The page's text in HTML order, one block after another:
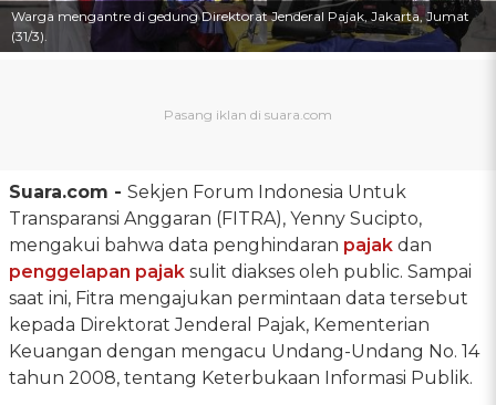
Warga mengantre di gedung Direktorat Jenderal Pajak, Jakarta, Jumat
(31/3).
Suara.com - Sekjen Forum Indonesia Untuk
Transparansi Anggaran (FITRA), Yenny Sucipto,
mengakui bahwa data penghindaran pajak dan
penggelapan pajak sulit diakses oleh public. Sampai
saat ini, Fitra mengajukan permintaan data tersebut
kepada Direktorat Jenderal Pajak, Kementerian
Keuangan dengan mengacu Undang-Undang No. 14
tahun 2008, tentang Keterbukaan Informasi Publik.